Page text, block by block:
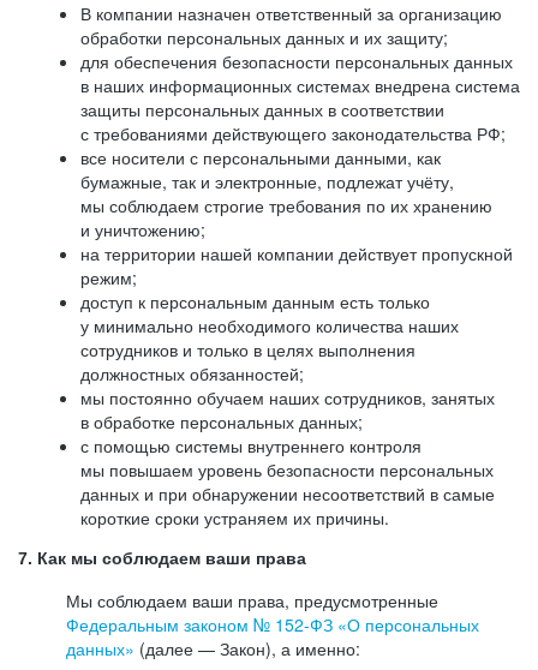
В компании назначен ответственный за организацию
обработки персональных данных и их защиту;
для обеспечения безопасности персональных данных
в наших информационных системах внедрена система
защиты персональных данных в соответствии
с требованиями действующего законодательства РФ;
все носители с персональными данными, как
бумажные, так и электронные, подлежат учёту,
мы соблюдаем строгие требования по их хранению
и уничтожению;
на территории нашей компании действует пропускной
режим;
доступ к персональным данным есть только
у минимально необходимого количества наших
сотрудников и только в целях выполнения
должностных обязанностей;
мы постоянно обучаем наших сотрудников, занятых
в обработке персональных данных;
с помощью системы внутреннего контроля
мы повышаем уровень безопасности персональных
данных и при обнаружении несоответствий в самые
короткие сроки устраняем их причины.
7. Как мы соблюдаем ваши права
Мы соблюдаем ваши права, предусмотренные
Федеральным законом № 152-ФЗ «О персональных
данных» (далее — Закон), а именно: